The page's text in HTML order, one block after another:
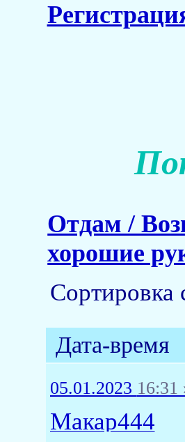
Отдам /
хорошие
Сортировка
Дата-время
05.01.2023 16:31
Макар444